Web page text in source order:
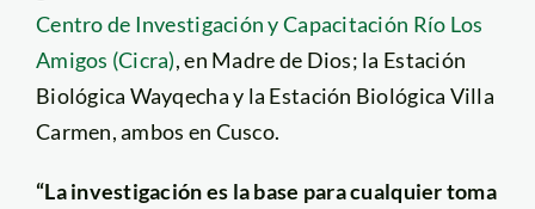
Centro de Investigación y Capacitación Río Los
Amigos (Cicra), en Madre de Dios; la Estación
Biológica Wayqecha y la Estación Biológica Villa
Carmen, ambos en Cusco.
“La investigación es la base para cualquier toma